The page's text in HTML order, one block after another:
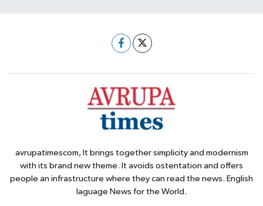
avrupatimescom, It brings together simplicity and modernism
with its brand new theme. It avoids ostentation and offers
people an infrastructure where they can read the news. English
laguage News for the World.